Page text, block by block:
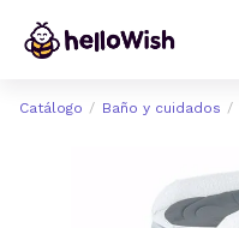
Catálogo Baño y cuidados